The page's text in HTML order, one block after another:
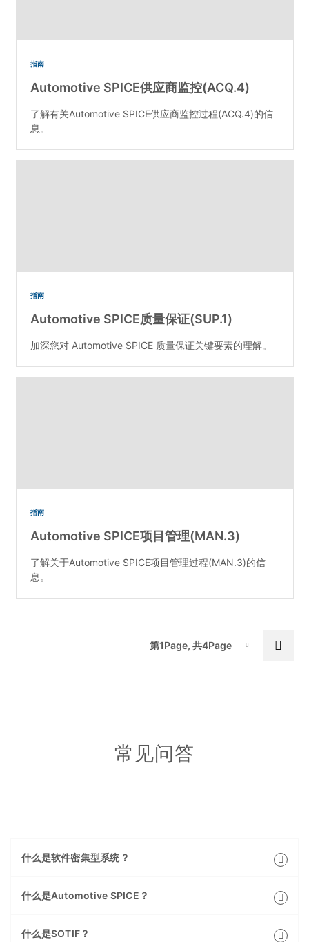
指南
Automotive SPICE供应商监控(ACQ.4)
了解有关Automotive SPICE供应商监控过程(ACQ.4)的信
息。
指南
Automotive SPICE质量保证(SUP.1)
加深您对 Automotive SPICE 质量保证关键要素的理解。
指南
Automotive SPICE项目管理(MAN.3)
了解关于Automotive SPICE项目管理过程(MAN.3)的信
息。
Page-1
第1Page, 共4Page
常见问答
什么是软件密集型系统？
什么是Automotive SPICE？
什么是SOTIF？